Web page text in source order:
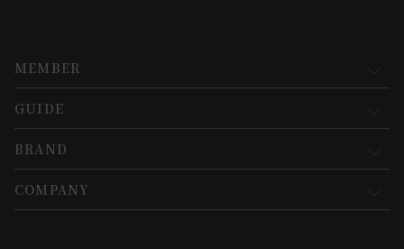
MEMBER
マイページ
新規会員登録
会員規約について
GUIDE
お買い物ガイド
会員登録について
BRAND
コンセプト
COMPANY